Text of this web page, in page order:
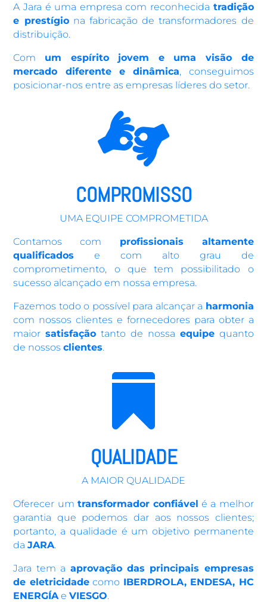
A Jara é uma empresa com reconhecida tradição
e prestígiona fabricação de transformadores de
distribuição.
Com um espírito jovem e uma visão de
mercado diferente e dinâmica, conseguimos
posicionar-nos entre as empresas líderes do setor.

COMPROMISSO
UMA EQUIPE COMPROMETIDA
Contamos com profissionais altamente
qualificados e com alto grau de
comprometimento, o que tem possibilitado o
sucesso alcançado em nossa empresa.
Fazemos todo o possível para alcançar a harmonia
com nossos clientes e fornecedores para obter a
maiorsatisfação tanto de nossa equipequanto
de nossosclientes.

QUALIDADE
A MAIOR QUALIDADE
Oferecer um transformador confiável é a melhor
garantia que podemos dar aos nossos clientes;
portanto, a qualidade é um objetivo permanente
daJARA.
Jara tem a aprovação das principais empresas
de eletricidadecomo IBERDROLA, ENDESA, HC
ENERGÍA eVIESGO.